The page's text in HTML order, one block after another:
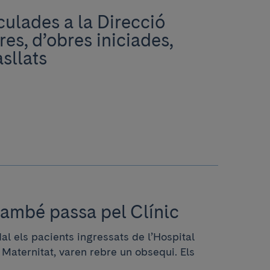
a la Direcció
d’obres iniciades,
passa pel Clínic
els pacients ingressats de l’Hospital
varen rebre un obsequi. Els